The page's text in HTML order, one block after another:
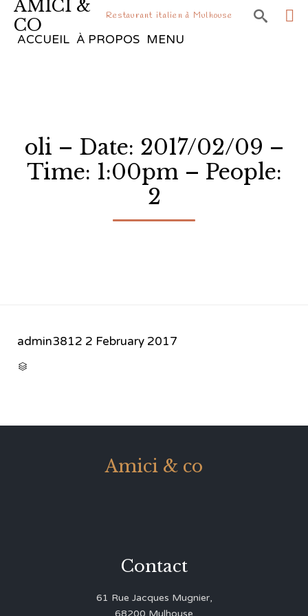
AMICI &
CO
Restaurant italien à Mulhouse 
ACCUEIL À PROPOS MENU
oli – Date: 2017/02/09 –
Time: 1:00pm – People:
2
admin3812 2 February 2017

Amici & co
Contact
61 Rue Jacques Mugnier,